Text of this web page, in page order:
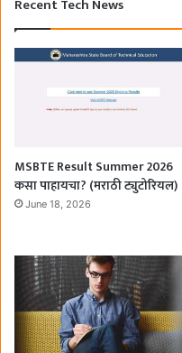
Recent Tech News
MSBTE Result Summer 2026
कसा पाहायचा? (मराठी ट्युटोरियल)
June 18, 2026